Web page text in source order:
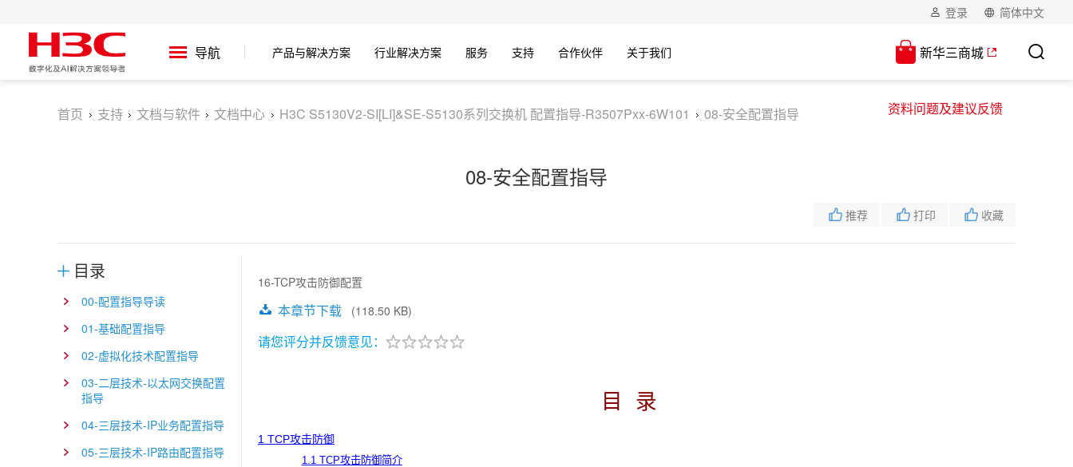
登录 简体中文
导航 产品与解决方案 行业解决方案 服务 支持 合作伙伴 关于我们 新华三商城
资料问题及建议反馈
首页 支持 文档与软件 文档中心 H3C S5130V2-SI[LI]&SE-S5130系列交换机 配置指导-R3507Pxx-6W101 08-安全配置指导
08-安全配置指导
收藏
打印
推荐
目录
00-配置指导导读
01-基础配置指导
02-虚拟化技术配置指导
03-二层技术-以太网交换配置
指导
04-三层技术-IP业务配置指导
05-三层技术-IP路由配置指导
16-TCP攻击防御配置
本章节下载 (118.50 KB)
请您评分并反馈意见：
目 录
1 TCP攻击防御
1.1 TCP攻击防御简介